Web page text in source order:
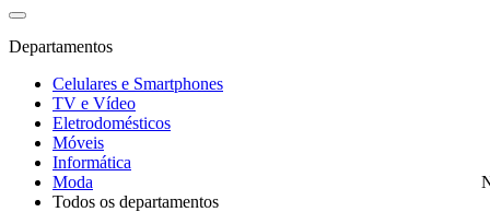
Departamentos
Celulares e Smartphones
TV e Vídeo
Eletrodomésticos
Móveis
Informática
Moda
Todos os departamentos